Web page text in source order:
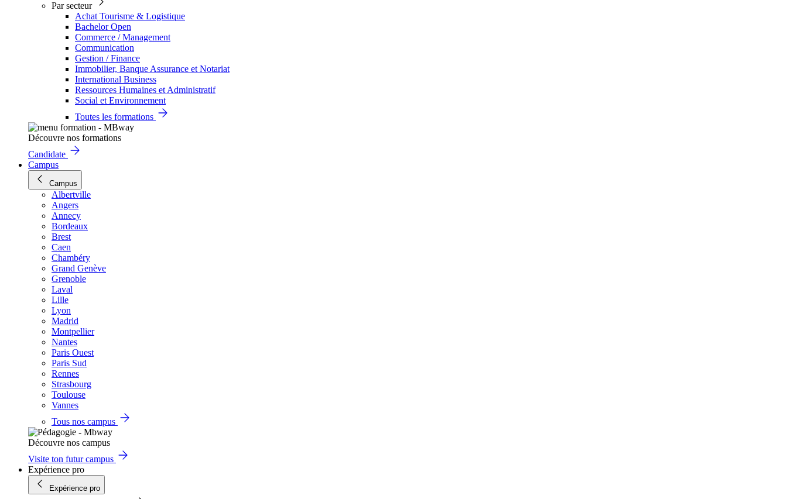
Par secteur
Achat Tourisme & Logistique
Bachelor Open
Commerce / Management
Communication
Gestion / Finance
Immobilier, Banque Assurance et Notariat
International Business
Ressources Humaines et Administratif
Social et Environnement
Toutes les formations
Découvre nos formations
Candidate
Campus
Campus
Albertville
Angers
Annecy
Bordeaux
Brest
Caen
Chambéry
Grand Genève
Grenoble
Laval
Lille
Lyon
Madrid
Montpellier
Nantes
Paris Ouest
Paris Sud
Rennes
Strasbourg
Toulouse
Vannes
Tous nos campus
Découvre nos campus
Visite ton futur campus
Expérience pro
Expérience pro